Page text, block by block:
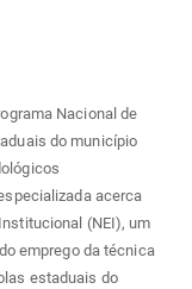
Nacional de
do município
acerca
(NEI), um
emprego da técnica
estaduais do